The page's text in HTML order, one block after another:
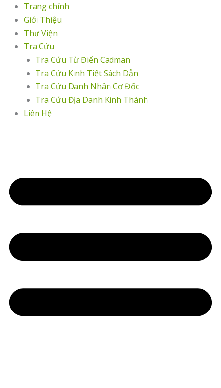
Nhảy
dung
Trang chính
Giới Thiệu
Thư Viện
Tra Cứu
Tra Cứu Từ Điển Cadman
Tra Cứu Kinh Tiết Sách Dẫn
Tra Cứu Danh Nhân Cơ Đốc
Tra Cứu Địa Danh Kinh Thánh
Liên Hệ